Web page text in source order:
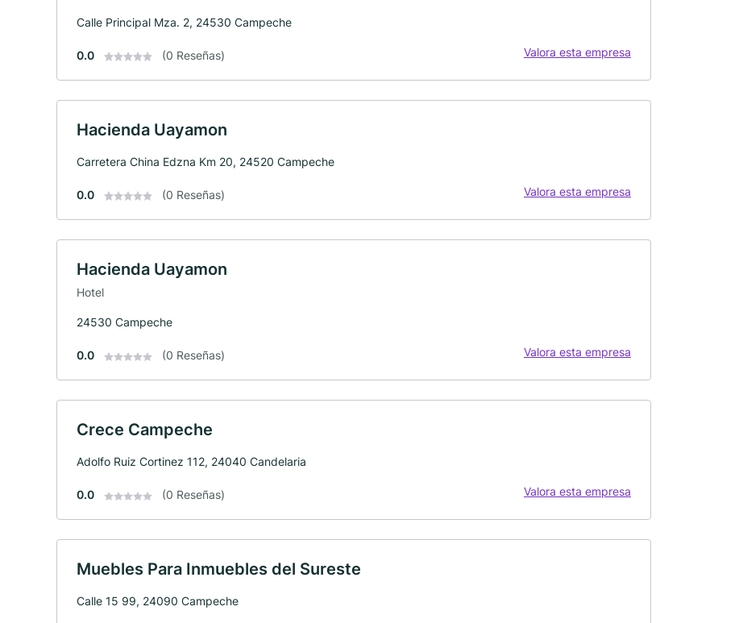
Calle Principal Mza. 2, 24530 Campeche
0.0 (0 Reseñas) Valora esta empresa
Hacienda Uayamon
Carretera China Edzna Km 20, 24520 Campeche
0.0 (0 Reseñas) Valora esta empresa
Hacienda Uayamon
Hotel
24530 Campeche
0.0 (0 Reseñas) Valora esta empresa
Crece Campeche
Adolfo Ruiz Cortinez 112, 24040 Candelaria
0.0 (0 Reseñas) Valora esta empresa
Muebles Para Inmuebles del Sureste
Calle 15 99, 24090 Campeche